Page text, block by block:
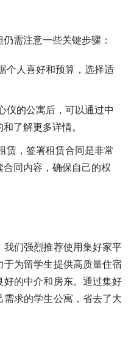
需注意一些关键步骤：
个人喜好和预算，选择适
仪的公寓后，可以通过中
了解更多详情。
赁，签署租赁合同是非常
同内容，确保自己的权
们强烈推荐使用集好家平
为留学生提供高质量住宿
的中介和房东。通过集好
求的学生公寓，省去了大